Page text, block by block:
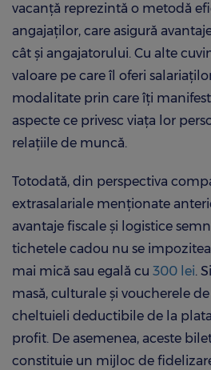
vacanţă reprezintă o metodă
angajaţilor, care asigură
cât şi angajatorului. Cu alte
valoare pe care îl oferi
modalitate prin care îți
aspecte ce privesc viața lor
relaţiile de muncă.
Totodată, din perspectiva
extrasalariale menţionate
avantaje fiscale şi logistice
tichetele cadou nu se
mai mică sau egală cu 300 lei.
masă, culturale şi voucherele
cheltuieli deductibile de la
profit. De asemenea, aceste
constituie un mijloc de